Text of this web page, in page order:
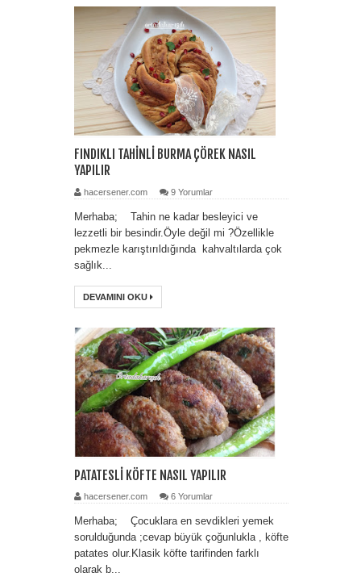
FINDIKLI TAHİNLİ BURMA ÇÖREK NASIL
YAPILIR
hacersener.com 9 Yorumlar
Merhaba; Tahin ne kadar besleyici ve
lezzetli bir besindir.Öyle değil mi ?Özellikle
pekmezle karıştırıldığında kahvaltılarda çok
sağlık...
DEVAMINI OKU
PATATESLİ KÖFTE NASIL YAPILIR
hacersener.com 6 Yorumlar
Merhaba; Çocuklara en sevdikleri yemek
sorulduğunda ;cevap büyük çoğunlukla , köfte
patates olur.Klasik köfte tarifinden farklı
olarak b...